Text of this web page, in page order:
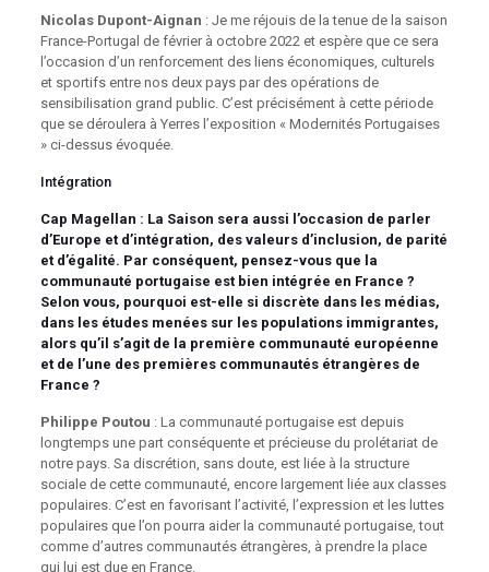
Nicolas Dupont-Aignan : Je me réjouis de la tenue de la saison
France-Portugal de février à octobre 2022 et espère que ce sera
l’occasion d’un renforcement des liens économiques, culturels
et sportifs entre nos deux pays par des opérations de
sensibilisation grand public. C’est précisément à cette période
que se déroulera à Yerres l’exposition « Modernités Portugaises
» ci-dessus évoquée.
Intégration
Cap Magellan : La Saison sera aussi l’occasion de parler
d’Europe et d’intégration, des valeurs d’inclusion, de parité
et d’égalité. Par conséquent, pensez-vous que la
communauté portugaise est bien intégrée en France ?
Selon vous, pourquoi est-elle si discrète dans les médias,
dans les études menées sur les populations immigrantes,
alors qu’il s’agit de la première communauté européenne
et de l’une des premières communautés étrangères de
France ?
Philippe Poutou : La communauté portugaise est depuis
longtemps une part conséquente et précieuse du prolétariat de
notre pays. Sa discrétion, sans doute, est liée à la structure
sociale de cette communauté, encore largement liée aux classes
populaires. C’est en favorisant l’activité, l’expression et les luttes
populaires que l’on pourra aider la communauté portugaise, tout
comme d’autres communautés étrangères, à prendre la place
qui lui est due en France.